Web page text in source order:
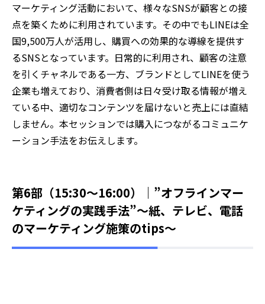
マーケティング活動において、様々なSNSが顧客との接
点を築くために利用されています。その中でもLINEは全
国9,500万人が活用し、購買への効果的な導線を提供す
るSNSとなっています。日常的に利用され、顧客の注意
を引くチャネルである一方、ブランドとしてLINEを使う
企業も増えており、消費者側は日々受け取る情報が増え
ている中、適切なコンテンツを届けないと売上には直結
しません。本セッションでは購入につながるコミュニケ
ーション手法をお伝えします。
第6部（15:30～16:00）｜ ”オフラインマー
ケティングの実践手法”～紙、テレビ、電話
のマーケティング施策のtips～